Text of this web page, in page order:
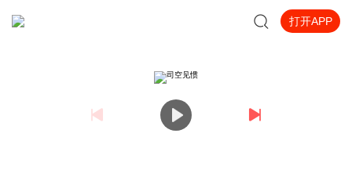
打开APP